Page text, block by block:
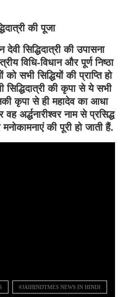
की पूजा
सिद्धिदात्री की उपासना
विधि-विधान और पूर्ण निष्ठा
सभी सिद्धियों की प्राप्ति हो
सिद्धिदात्री की कृपा से ये सभी
कृपा से ही महादेव का आधा
अर्द्धनारीश्वर नाम से प्रसिद्ध
की पूरी हो जाती हैं.
#JAIHINDTMES NEWS IN HINDI